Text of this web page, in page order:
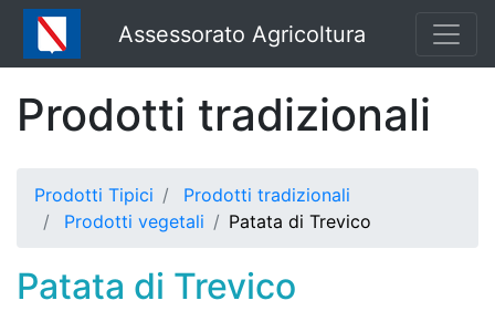
Assessorato Agricoltura
Prodotti tradizionali
Prodotti Tipici
Prodotti tradizionali
Prodotti vegetali
Patata di Trevico
Patata di Trevico